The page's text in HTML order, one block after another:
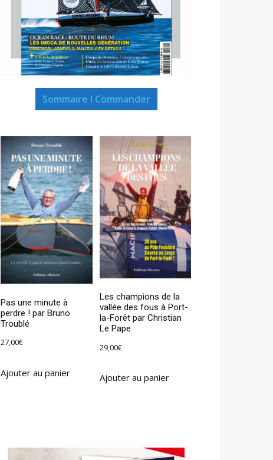
Sommaire I Commander
Pas une minute à
perdre ! par Bruno
Troublé
27,00€
Ajouter au panier
Les champions de la
vallée des fous à Port-
la-Forêt par Christian
Le Pape
29,00€
Ajouter au panier